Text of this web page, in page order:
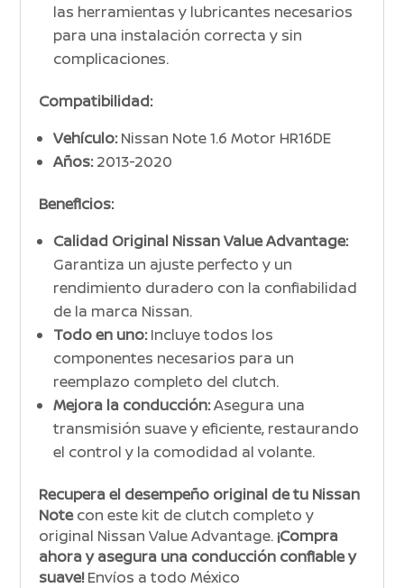
las herramientas y lubricantes necesarios
para una instalación correcta y sin
complicaciones.
Compatibilidad:
Vehículo:Nissan Note 1.6 Motor HR16DE
Años:2013-2020
Beneficios:
Calidad Original Nissan Value Advantage:
Garantiza un ajuste perfecto y un
rendimiento duradero con la confiabilidad
de la marca Nissan.
Todo en uno:Incluye todos los
componentes necesarios para un
reemplazo completo del clutch.
Mejora la conducción:Asegura una
transmisión suave y eficiente, restaurando
el control y la comodidad al volante.
Recupera el desempeño original de tu Nissan
Notecon este kit de clutch completo y
original Nissan Value Advantage. ¡Compra
ahora y asegura una conducción confiable y
suave!Envíos a todo México